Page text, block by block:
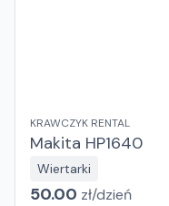
KRAWCZYK RENTAL
Makita HP1640
Wiertarki
50.00 zł/dzień